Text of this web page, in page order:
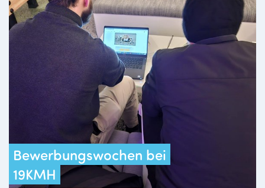
Bewerbungswochen bei
19KMH